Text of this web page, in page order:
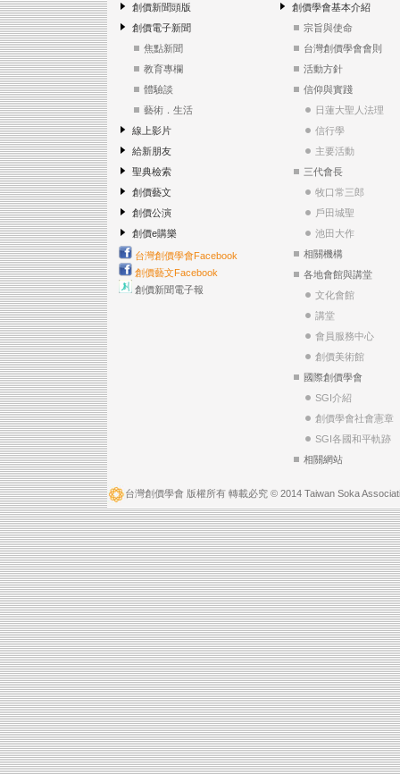
創價新聞頭版
創價電子新聞
焦點新聞
教育專欄
體驗談
藝術．生活
線上影片
給新朋友
聖典檢索
創價藝文
創價公演
創價e購樂
台灣創價學會Facebook
創價藝文Facebook
創價新聞電子報
創價學會基本介紹
宗旨與使命
台灣創價學會會則
活動方針
信仰與實踐
日蓮大聖人法理
信行學
主要活動
三代會長
牧口常三郎
戶田城聖
池田大作
相關機構
各地會館與講堂
文化會館
講堂
會員服務中心
創價美術館
國際創價學會
SGI介紹
創價學會社會憲章
SGI各國和平軌跡
相關網站
台灣創價學會 版權所有 轉載必究 © 2014 Taiwan Soka